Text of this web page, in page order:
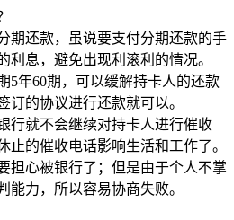
期还款，虽说要支付分期还款的手
利息，避免出现利滚利的情况。
5年60期，可以缓解持卡人的还款
订的协议进行还款就可以。
行就不会继续对持卡人进行催收
止的催收电话影响生活和工作了。
担心被银行了；但是由于个人不掌
能力，所以容易协商失败。